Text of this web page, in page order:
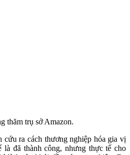
thăm trụ sở Amazon.
ra cách thương nghiệp hóa gia vị
là đã thành công, nhưng thực tế cho